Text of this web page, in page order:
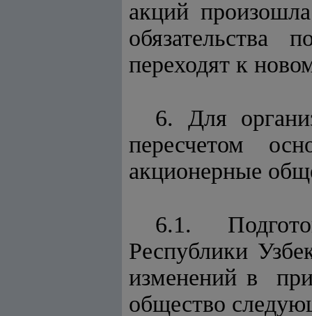
акций
обязательства
переходят к
6. Для
пересчетом
акционерные
6.1.
Республики
изменений в
общество